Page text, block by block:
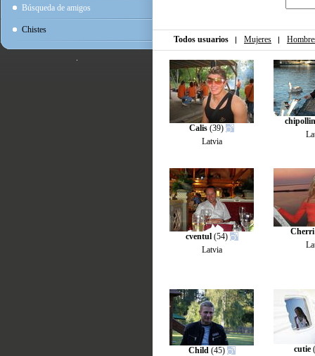
Búsqueda de amigos
Chistes
Todos usuarios Mujeres
Calis (39)
Latvia
cventul(54)
Latvia
Cherri
Child(45)
cutie